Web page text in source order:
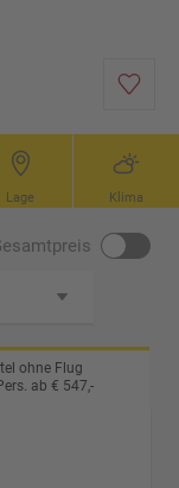
Lage Klima
ohne Flug
ab € 547,-